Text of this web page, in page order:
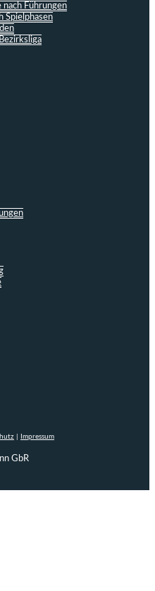
Führungen
Spielphasen
Impressum
GbR